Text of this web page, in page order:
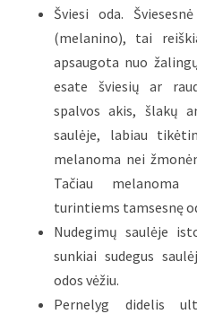
Šviesi oda.
(melanino), tai
apsaugota nuo
esate šviesių ar
spalvos akis, šlakų
saulėje, labiau
melanoma nei
Tačiau melanoma
turintiems tamsesnę
Nudegimų saulėje
sunkiai sudegus
odos vėžiu.
Pernelyg didelis